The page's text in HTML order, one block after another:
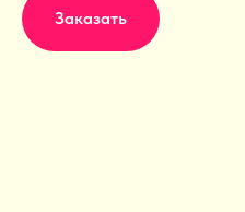
Заказать